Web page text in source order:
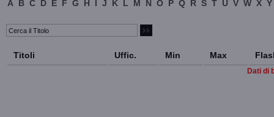
A B C D E F G H I J K L M N O P Q R S T U V W X Y
Titoli Uffic. Min Max
Dati di